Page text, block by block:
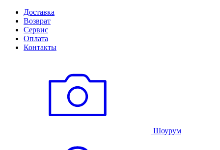
Доставка
Возврат
Сервис
Оплата
Контакты
Шоурум